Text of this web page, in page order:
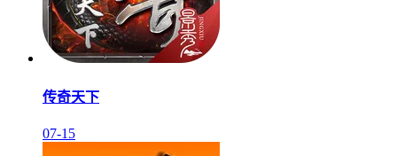
传奇天下
07-15